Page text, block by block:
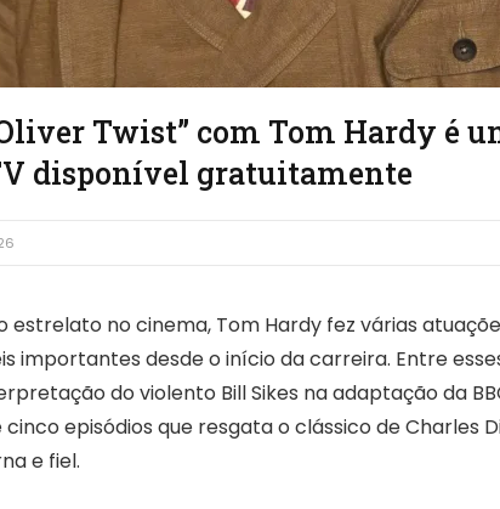
Twist” com Tom Hardy é
disponível gratuitamente
estrelato no cinema, Tom Hardy fez várias
importantes desde o início da carreira. Entre
do violento Bill Sikes na adaptação da
cinco episódios que resgata o clássico de Charles
e fiel.